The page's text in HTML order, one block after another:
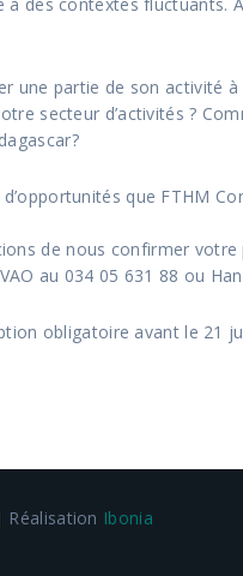
une partie de son activité
secteur d’activités ?
d’opportunités que FTHM
de nous confirmer
au 034 05 631 88 ou
obligatoire avant le 21
Ibonia